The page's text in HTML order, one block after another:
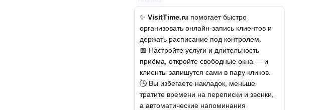
✨ VisitTime.ru помогает быстро
организовать онлайн-запись клиентов и
держать расписание под контролем.
📅 Настройте услуги и длительность
приёма, откройте свободные окна — и
клиенты запишутся сами в пару кликов.
🕒 Вы избегаете накладок, меньше
тратите времени на переписки и звонки,
а автоматические напоминания